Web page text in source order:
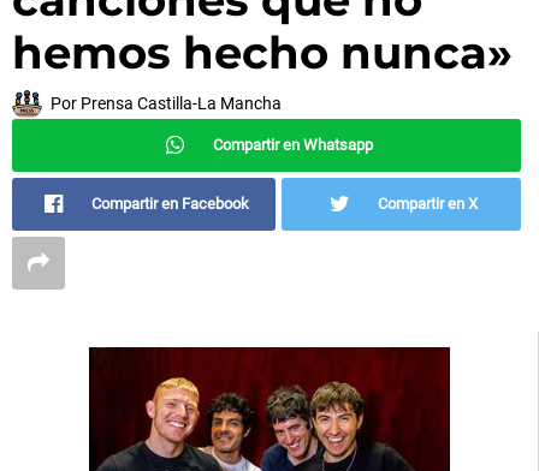
hemos hecho nunca»
Por Prensa Castilla-La Mancha
Compartir en Whatsapp
Compartir en Facebook Compartir en X